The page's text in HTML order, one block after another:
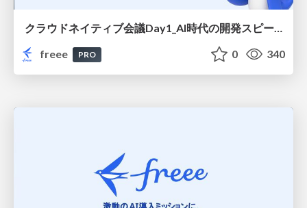
クラウドネイティブ会議Day1_AI時代の開発スピードに追いつけ！ Argo CD ApplicationSetと挑む、PR単位の検証環境/Cloud Native Conference Day 1: Keeping Pace with Development Speeds in the AI Era! Building a Pull Request-Level Testing Environment with Argo CD ApplicationSet
freee
PRO 0 340